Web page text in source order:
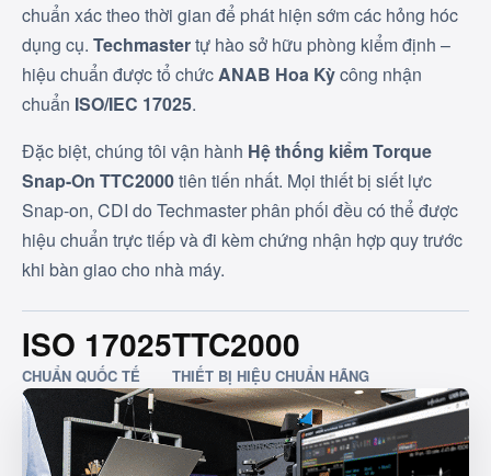
chuẩn xác theo thời gian để phát hiện sớm các hỏng hóc
dụng cụ. Techmastertự hào sở hữu phòng kiểm định –
hiệu chuẩn được tổ chứcANAB Hoa Kỳcông nhận
chuẩn ISO/IEC 17025.
Đặc biệt, chúng tôi vận hành Hệ thống kiểm Torque
Snap-On TTC2000tiên tiến nhất. Mọi thiết bị siết lực
Snap-on, CDI do Techmaster phân phối đều có thể được
hiệu chuẩn trực tiếp và đi kèm chứng nhận hợp quy trước
khi bàn giao cho nhà máy.
ISO 17025
CHUẨN QUỐC TẾ
TTC2000
THIẾT BỊ HIỆU CHUẨN HÃNG